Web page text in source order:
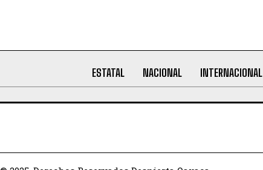
ESTATAL NACIONAL INTERNACIONAL